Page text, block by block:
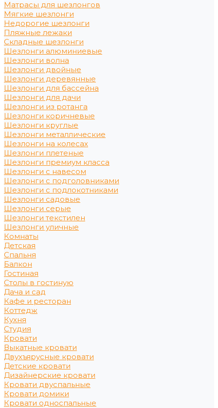
Матрасы для шезлонгов
Мягкие шезлонги
Недорогие шезлонги
Пляжные лежаки
Складные шезлонги
Шезлонги алюминиевые
Шезлонги волна
Шезлонги двойные
Шезлонги деревянные
Шезлонги для бассейна
Шезлонги для дачи
Шезлонги из ротанга
Шезлонги коричневые
Шезлонги круглые
Шезлонги металлические
Шезлонги на колесах
Шезлонги плетеные
Шезлонги премиум класса
Шезлонги с навесом
Шезлонги с подголовниками
Шезлонги с подлокотниками
Шезлонги садовые
Шезлонги серые
Шезлонги текстилен
Шезлонги уличные
Комнаты
Детская
Спальня
Балкон
Гостиная
Столы в гостиную
Дача и сад
Кафе и ресторан
Коттедж
Кухня
Студия
Кровати
Выкатные кровати
Двухъярусные кровати
Детские кровати
Дизайнерские кровати
Кровати двуспальные
Кровати домики
Кровати односпальные